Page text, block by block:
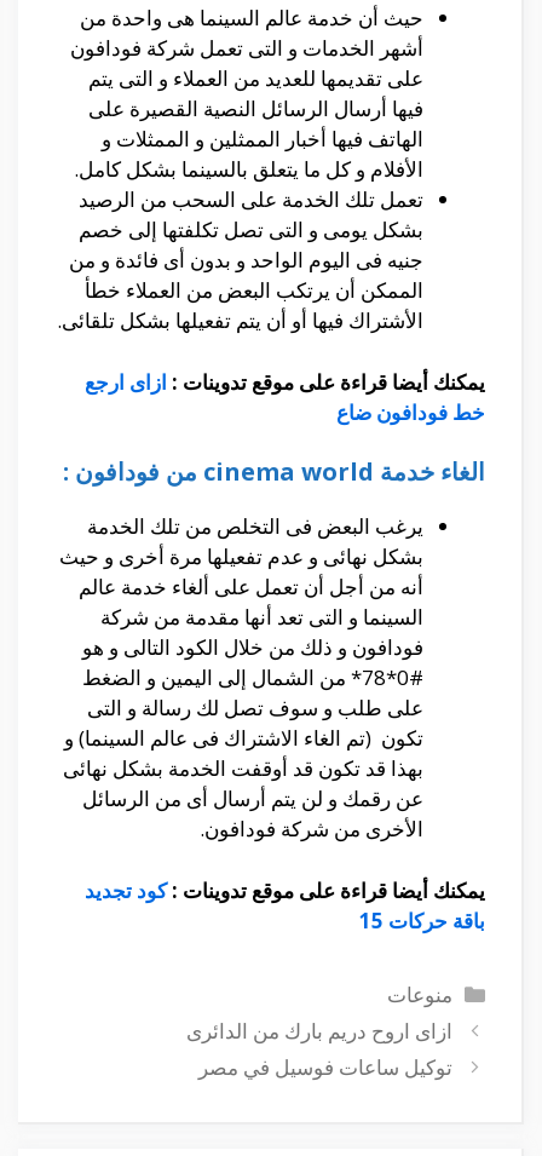
حيث أن خدمة عالم السينما هى واحدة من
أشهر الخدمات و التى تعمل شركة فودافون
على تقديمها للعديد من العملاء و التى يتم
فيها أرسال الرسائل النصية القصيرة على
الهاتف فيها أخبار الممثلين و الممثلات و
الأفلام و كل ما يتعلق بالسينما بشكل كامل.
تعمل تلك الخدمة على السحب من الرصيد
بشكل يومى و التى تصل تكلفتها إلى خصم
جنيه فى اليوم الواحد و بدون أى فائدة و من
الممكن أن يرتكب البعض من العملاء خطأ
الأشتراك فيها أو أن يتم تفعيلها بشكل تلقائى.
يمكنك أيضا قراءة على موقع تدوينات : ازاى ارجع
خط فودافون ضاع
الغاء خدمة cinema world من فودافون :
يرغب البعض فى التخلص من تلك الخدمة
بشكل نهائى و عدم تفعيلها مرة أخرى و حيث
أنه من أجل أن تعمل على ألغاء خدمة عالم
السينما و التى تعد أنها مقدمة من شركة
فودافون و ذلك من خلال الكود التالى و هو
#0*78* من الشمال إلى اليمين و الضغط
على طلب و سوف تصل لك رسالة و التى
تكون (تم الغاء الاشتراك فى عالم السينما) و
بهذا قد تكون قد أوقفت الخدمة بشكل نهائى
عن رقمك و لن يتم أرسال أى من الرسائل
الأخرى من شركة فودافون.
يمكنك أيضا قراءة على موقع تدوينات :كود تجديد
باقة حركات 15
التصنيفات
منوعات
ازاى اروح دريم بارك من الدائرى
توكيل ساعات فوسيل في مصر